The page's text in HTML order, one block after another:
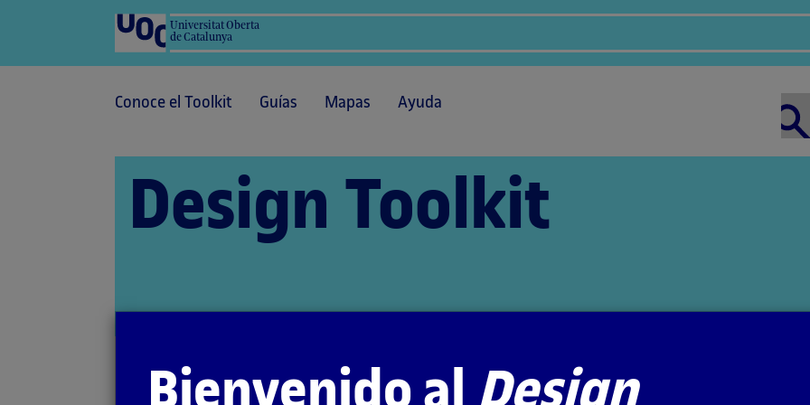
Universitat Oberta
de Catalunya
Conoce el Toolkit Guías Mapas Ayuda
Design Toolkit
Inicio Recursos Herramientas
Bienvenido al Design